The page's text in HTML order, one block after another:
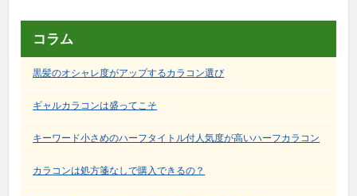
コラム
黒髪のオシャレ度がアップするカラコン選び
ギャルカラコンは盛ってこそ
キーワード小さめのハーフタイトル付人気度が高いハーフカラコン
カラコンは処方箋なしで購入できるの？